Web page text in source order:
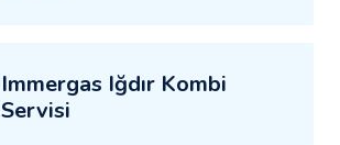
Immergas Iğdır Kombi
Servisi